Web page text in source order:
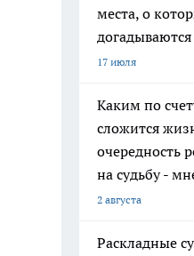
места, о
17 июля
Каким по
сложится
очередность
на судьбу -
2 августа
Раскладные